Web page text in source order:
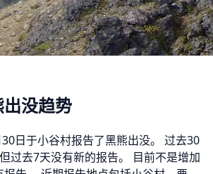
没趋势
日于小谷村报告了黑熊出没。 过去30
过去7天没有新的报告。 目前不是增加